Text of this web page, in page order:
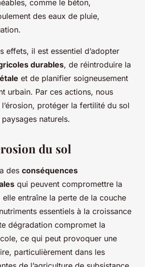
comme le béton,
des eaux de pluie,
effets, il est essentiel d’adopter
durables, de réintroduire la
et de planifier soigneusement
urbain. Par ces actions, nous
protéger la fertilité du sol
naturels.
du sol
des conséquences
qui peuvent compromettre la
entraîne la perte de la couche
essentiels à la croissance
dégradation compromet la
ce qui peut provoquer une
particulièrement dans les